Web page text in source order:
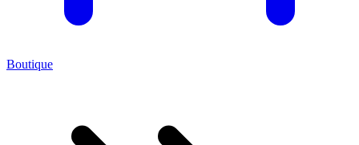
Boutique